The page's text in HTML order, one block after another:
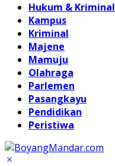
Hukum & Kriminal
Kampus
Kriminal
Majene
Mamuju
Olahraga
Parlemen
Pasangkayu
Pendidikan
Peristiwa